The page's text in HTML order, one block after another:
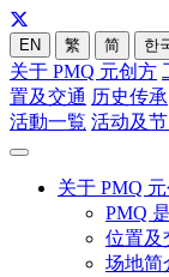
EN 繁 简 한
关于 PMQ 元创方
置及交通 历史传承
活動一覧 活动及节
关于 PMQ
PMQ 是
位置及
场地简